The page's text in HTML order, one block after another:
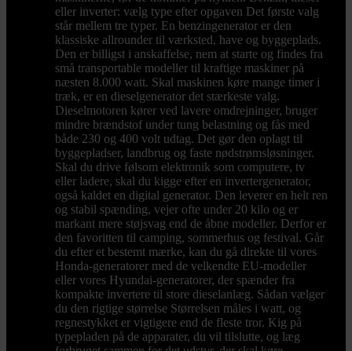
eller inverter: vælg type efter opgaven Det første valg
står mellem tre typer. En benzingenerator er den
klassiske allrounder til værksted, have og byggeplads.
Den er billigst i anskaffelse, nem at starte og findes fra
små transportable modeller til kraftige maskiner på
næsten 8.000 watt. Skal maskinen køre mange timer i
træk, er en dieselgenerator det stærkeste valg.
Dieselmotoren kører ved lavere omdrejninger, bruger
mindre brændstof under tung belastning og fås med
både 230 og 400 volt udtag. Det gør den oplagt til
byggepladser, landbrug og faste nødstrømsløsninger.
Skal du drive følsom elektronik som computere, tv
eller ladere, skal du kigge efter en invertergenerator,
også kaldet en digital generator. Den leverer en helt ren
og stabil spænding, vejer ofte under 20 kilo og er
markant mere støjsvag end de åbne modeller. Derfor er
den favoritten til camping, sommerhus og festival. Går
du efter et bestemt mærke, kan du gå direkte til vores
Honda-generatorer med de velkendte EU-modeller
eller vores Hyundai-generatorer, der spænder fra
kompakte invertere til store dieselanlæg. Sådan vælger
du den rigtige størrelse Størrelsen måles i watt, og
regnestykket er vigtigere end de fleste tror. Kig på
typepladen på de apparater, du vil tilslutte, og læg